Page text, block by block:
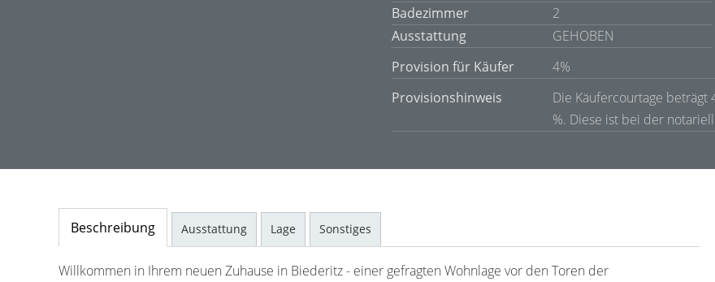
Badezimmer
2
Ausstattung
GEHOBEN
Provision für Käufer
4%
Provisionshinweis
Die Käufercourtage beträgt
%. Diese ist bei der
Beschreibung Ausstattung Lage Sonstiges
Willkommen in Ihrem neuen Zuhause in Biederitz - einer gefragten Wohnlage vor den Toren der